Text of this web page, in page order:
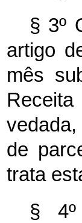
§ 3º
artigo
mês
Receita
de
trata
§